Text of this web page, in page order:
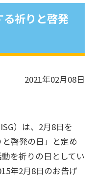
祈りと啓発
2021年02月08日
）は、2月8日を
と啓発の日」と定め
を祈りの日としてい
年2月8日のお告げ